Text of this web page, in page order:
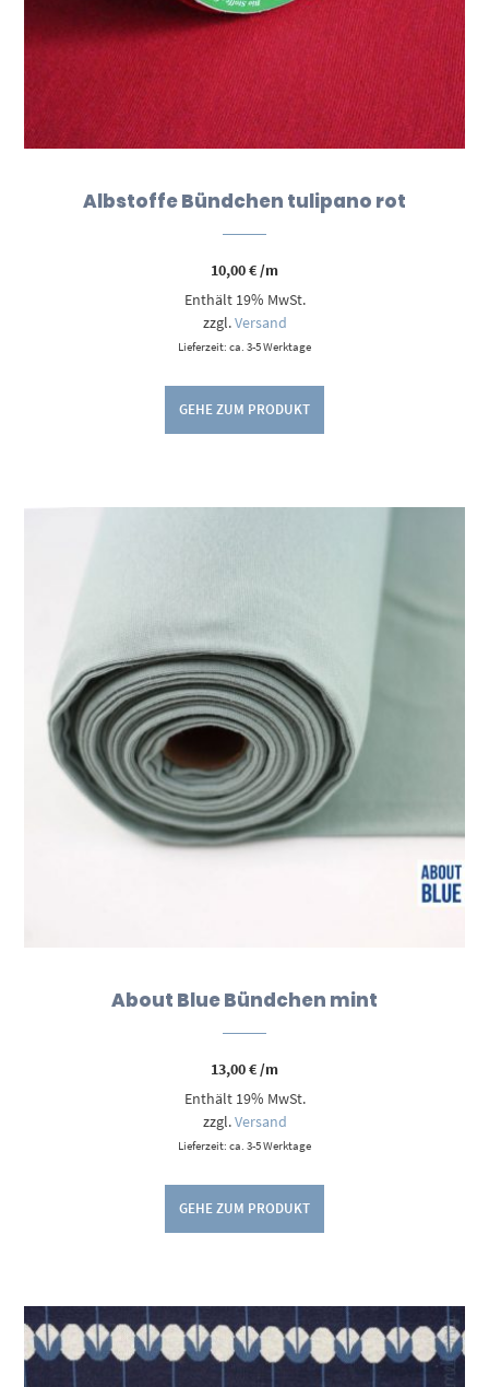
Albstoffe Bündchen tulipano rot
10,00€/m
Enthält 19% MwSt.
zzgl.Versand
Lieferzeit: ca. 3-5 Werktage
GEHE ZUM PRODUKT
About Blue Bündchen mint
13,00€/m
Enthält 19% MwSt.
zzgl.Versand
Lieferzeit: ca. 3-5 Werktage
GEHE ZUM PRODUKT